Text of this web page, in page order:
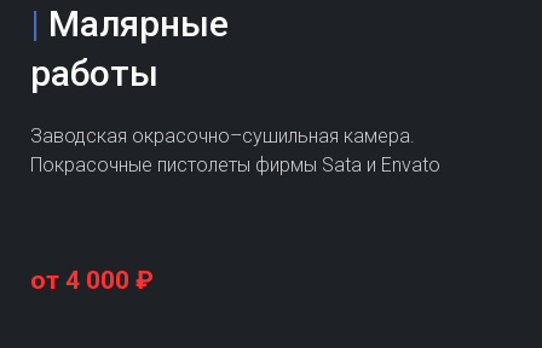
| Малярные
работы
Заводская окрасочно–сушильная камера.
Покрасочные пистолеты фирмы Sata и Envato
от 4 000 ₽